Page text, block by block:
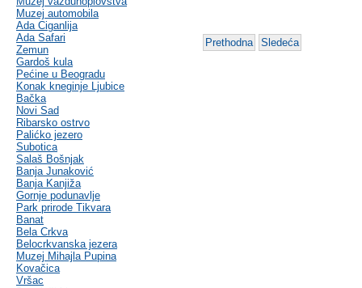
Muzej automobila
Ada Ciganlija
Ada Safari
Zemun
Gardoš kula
Pećine u Beogradu
Konak kneginje Ljubice
Bačka
Novi Sad
Ribarsko ostrvo
Palićko jezero
Subotica
Salaš Bošnjak
Banja Junaković
Banja Kanjiža
Gornje podunavlje
Park prirode Tikvara
Banat
Bela Crkva
Belocrkvanska jezera
Muzej Mihajla Pupina
Kovačica
Vršac
Prethodna Sledeća